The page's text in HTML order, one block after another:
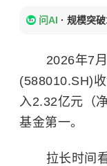
问AI · 规模突
2026年7月1
(588010.SH)
入2.32亿元（
基金第一。
拉长时间看